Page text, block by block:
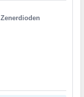
Zenerdioden